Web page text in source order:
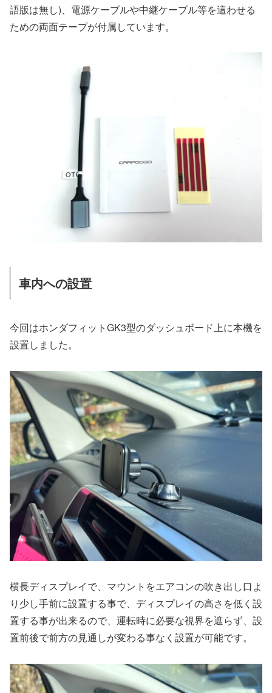
語版は無し)、電源ケーブルや中継ケーブル等を這わせる
ための両面テープが付属しています。
車内への設置
今回はホンダフィットGK3型のダッシュボード上に本機を
設置しました。
横長ディスプレイで、マウントをエアコンの吹き出し口よ
り少し手前に設置する事で、ディスプレイの高さを低く設
置する事が出来るので、運転時に必要な視界を遮らず、設
置前後で前方の見通しが変わる事なく設置が可能です。